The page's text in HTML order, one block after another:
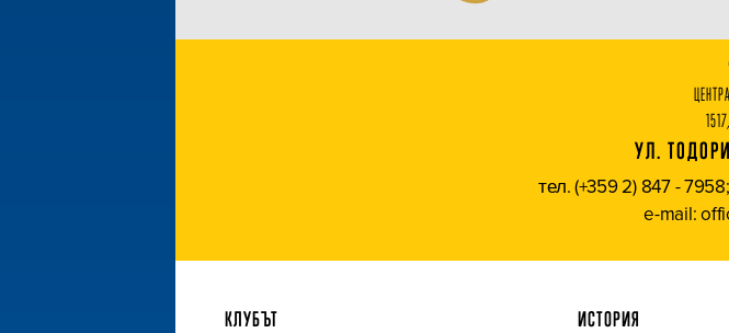
УЛ.
тел. (+359 2) 847 -
e-mail:
КЛУБЪТ ИСТОРИЯ